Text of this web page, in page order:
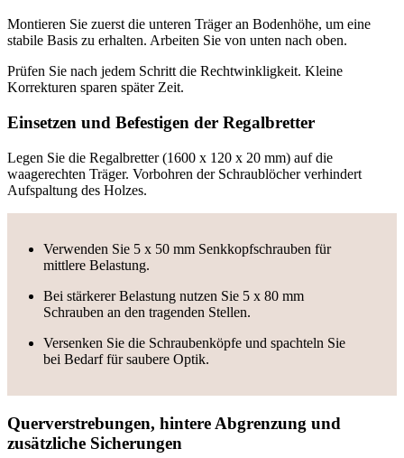
Montieren Sie zuerst die unteren Träger an Bodenhöhe, um eine
stabile Basis zu erhalten. Arbeiten Sie von unten nach oben.
Prüfen Sie nach jedem Schritt die Rechtwinkligkeit. Kleine
Korrekturen sparen später Zeit.
Einsetzen und Befestigen der Regalbretter
Legen Sie die Regalbretter (1600 x 120 x 20 mm) auf die
waagerechten Träger. Vorbohren der Schraublöcher verhindert
Aufspaltung des Holzes.
Verwenden Sie 5 x 50 mm Senkkopfschrauben für
mittlere Belastung.
Bei stärkerer Belastung nutzen Sie 5 x 80 mm
Schrauben an den tragenden Stellen.
Versenken Sie die Schraubenköpfe und spachteln Sie
bei Bedarf für saubere Optik.
Querverstrebungen, hintere Abgrenzung und
zusätzliche Sicherungen